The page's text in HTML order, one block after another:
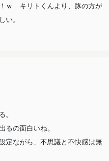
ｗ キリトくんより、豚の方が
い。
。
るの面白いね。
定ながら、不思議と不快感は無